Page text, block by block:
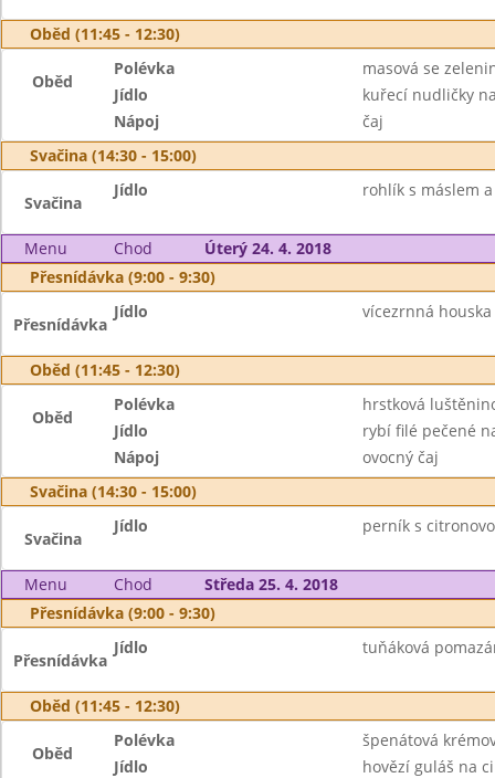
Oběd (11:45 - 12:30)
Oběd
Polévka
masová se
Jídlo
kuřecí nudličky
Nápoj
čaj
Svačina (14:30 - 15:00)
Svačina
Jídlo rohlík s máslem
Menu Chod
Úterý 24. 4. 2018
Přesnídávka (9:00 - 9:30)
Přesnídávka
Jídlo vícezrnná
Oběd (11:45 - 12:30)
Oběd
Polévka
hrstková
Jídlo
rybí filé pečené
Nápoj
ovocný čaj
Svačina (14:30 - 15:00)
Svačina
Jídlo perník s
Menu Chod
Středa 25. 4. 2018
Přesnídávka (9:00 - 9:30)
Přesnídávka
Jídlo tuňáková
Oběd (11:45 - 12:30)
Oběd
Polévka
špenátová
Jídlo
hovězí guláš na